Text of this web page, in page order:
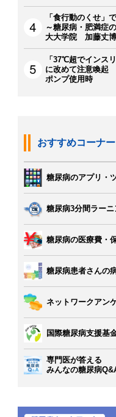
「食行動のくせ」
～糖尿病・肥満症
大大学院 加藤丈博
「37℃超でインス
に改めて注意喚起
ポンプ使用時
おすすめコーナー
糖尿病のアプリ・
糖尿病3分間ラーニ
糖尿病の医療費・
糖尿病患者さんの
ネットワークアン
国際糖尿病支援基
専門医が答える
みんなの糖尿病